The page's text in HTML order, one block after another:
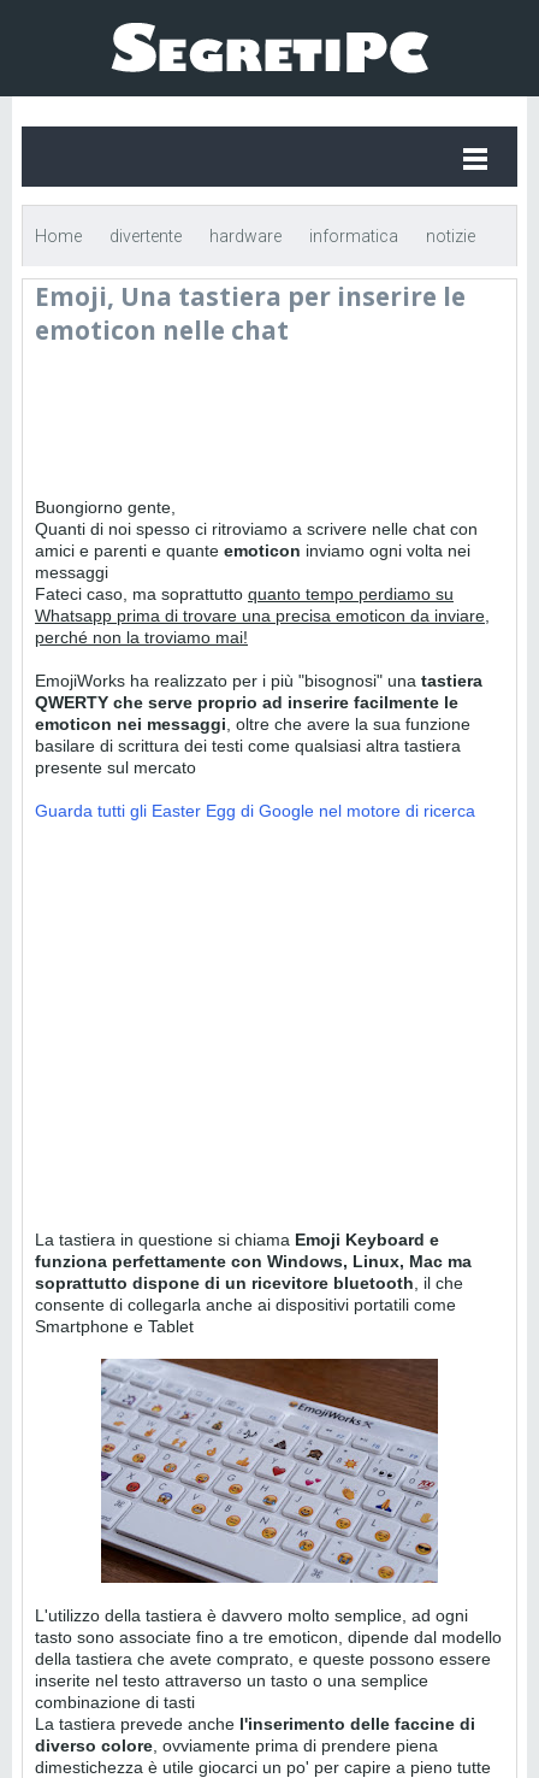
Home divertente hardware informatica notizie
Emoji, Una tastiera per inserire le emoticon nelle chat
Emoji, Una tastiera per inserire le
emoticon nelle chat
Buongiorno gente,
Quanti di noi spesso ci ritroviamo a scrivere nelle chat con
amici e parenti e quante emoticon inviamo ogni volta nei
messaggi
Fateci caso, ma soprattutto quanto tempo perdiamo su
Whatsapp prima di trovare una precisa emoticon da inviare,
perché non la troviamo mai!
EmojiWorks ha realizzato per i più "bisognosi" una tastiera
QWERTY che serve proprio ad inserire facilmente le
emoticon nei messaggi , oltre che avere la sua funzione
basilare di scrittura dei testi come qualsiasi altra tastiera
presente sul mercato
Guarda tutti gli Easter Egg di Google nel motore di ricerca
La tastiera in questione si chiama Emoji Keyboard e
funziona perfettamente con Windows, Linux, Mac ma
soprattutto dispone di un ricevitore bluetooth , il che
consente di collegarla anche ai dispositivi portatili come
Smartphone e Tablet
L'utilizzo della tastiera è davvero molto semplice, ad ogni
tasto sono associate fino a tre emoticon, dipende dal modello
della tastiera che avete comprato, e queste possono essere
inserite nel testo attraverso un tasto o una semplice
combinazione di tasti
La tastiera prevede anche l'inserimento delle faccine di
diverso colore , ovviamente prima di prendere piena
dimestichezza è utile giocarci un po' per capire a pieno tutte